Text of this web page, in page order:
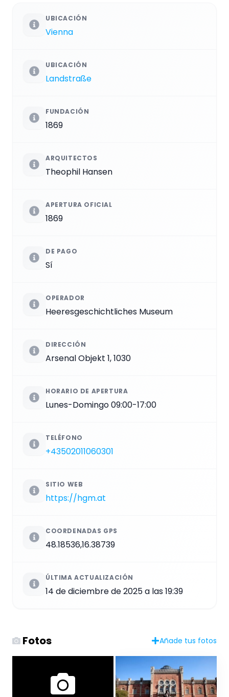
UBICACIÓN
Vienna
UBICACIÓN
Landstraße
FUNDACIÓN
1869
ARQUITECTOS
Theophil Hansen
APERTURA OFICIAL
1869
DE PAGO
Sí
OPERADOR
Heeresgeschichtliches Museum
DIRECCIÓN
Arsenal Objekt 1, 1030
HORARIO DE APERTURA
Lunes-Domingo 09:00-17:00
TELÉFONO
+43502011060301
SITIO WEB
https://hgm.at
COORDENADAS GPS
48.18536,16.38739
ÚLTIMA ACTUALIZACIÓN
14 de diciembre de 2025 a las 19:39
Fotos Añade tus fotos